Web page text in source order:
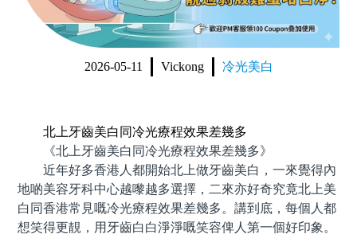
箍牙 orthodontics
收費標準 change standard
2026-05-11 Vickong 冷光美白
北上牙齒美白同冷光療程效果差幾多
《北上牙齒美白同冷光療程效果差幾多》
近年好多香港人都開始北上做牙齒美白，一來覺得內
地啲美容牙科中心越嚟越多選擇，二來亦好奇究竟北上美
白同香港常見嘅冷光療程效果差幾多。講到底，每個人都
想笑得更靚，用牙齒白白淨淨嘅笑容俾人第一個好印象。